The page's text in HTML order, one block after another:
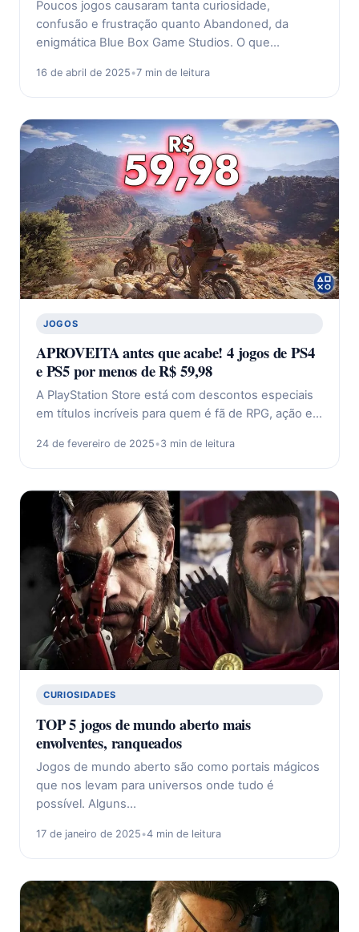
Poucos jogos causaram tanta curiosidade,
confusão e frustração quanto Abandoned, da
enigmática Blue Box Game Studios. O que…
16 de abril de 2025•7 min de leitura
JOGOS
APROVEITA antes que acabe! 4 jogos de PS4
e PS5 por menos de R$ 59,98
A PlayStation Store está com descontos especiais
em títulos incríveis para quem é fã de RPG, ação e…
24 de fevereiro de 2025•3 min de leitura
CURIOSIDADES
TOP 5 jogos de mundo aberto mais
envolventes, ranqueados
Jogos de mundo aberto são como portais mágicos
que nos levam para universos onde tudo é
possível. Alguns…
17 de janeiro de 2025•4 min de leitura